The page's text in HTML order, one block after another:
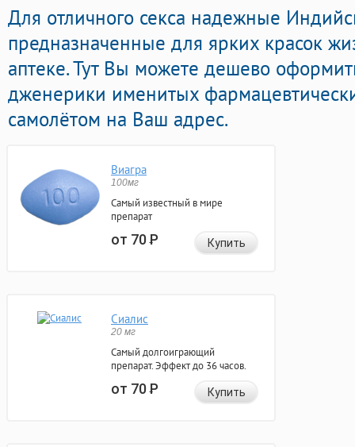
Для отличного секса надежные
предназначенные для ярких красок
аптеке. Тут Вы можете дешево
дженерики именитых
самолётом на Ваш адрес.
Виагра
100мг
Самый известный в мире
препарат
от 70Р Купить
Сиалис
20 мг
Самый долгоиграющий
препарат. Эффект до 36 часов.
от 70Р Купить